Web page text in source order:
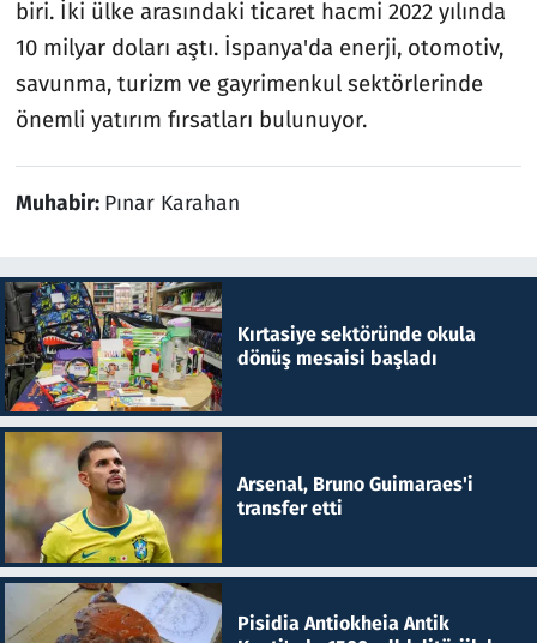
biri. İki ülke arasındaki ticaret hacmi 2022 yılında
10 milyar doları aştı. İspanya'da enerji, otomotiv,
savunma, turizm ve gayrimenkul sektörlerinde
önemli yatırım fırsatları bulunuyor.
Muhabir: Pınar Karahan
Kırtasiye sektöründe okula
dönüş mesaisi başladı
Arsenal, Bruno Guimaraes'i
transfer etti
Pisidia Antiokheia Antik